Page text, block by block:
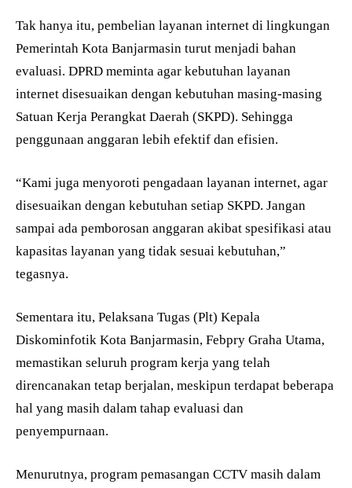
Tak hanya itu, pembelian layanan internet di lingkungan
Pemerintah Kota Banjarmasin turut menjadi bahan
evaluasi. DPRD meminta agar kebutuhan layanan
internet disesuaikan dengan kebutuhan masing-masing
Satuan Kerja Perangkat Daerah (SKPD). Sehingga
penggunaan anggaran lebih efektif dan efisien.
“Kami juga menyoroti pengadaan layanan internet, agar
disesuaikan dengan kebutuhan setiap SKPD. Jangan
sampai ada pemborosan anggaran akibat spesifikasi atau
kapasitas layanan yang tidak sesuai kebutuhan,”
tegasnya.
Sementara itu, Pelaksana Tugas (Plt) Kepala
Diskominfotik Kota Banjarmasin, Febpry Graha Utama,
memastikan seluruh program kerja yang telah
direncanakan tetap berjalan, meskipun terdapat beberapa
hal yang masih dalam tahap evaluasi dan
penyempurnaan.
Menurutnya, program pemasangan CCTV masih dalam